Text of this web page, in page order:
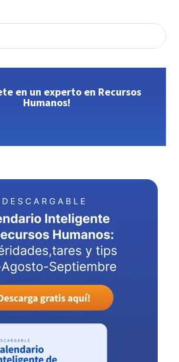
en un experto en Recursos
Humanos!